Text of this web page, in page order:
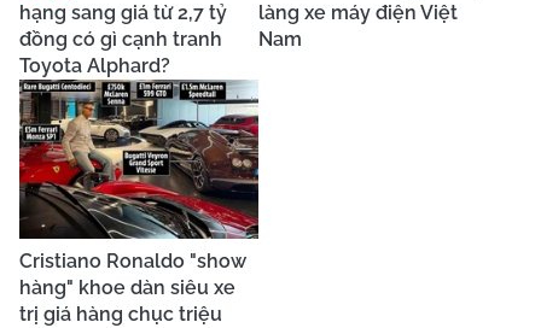
hạng sang giá từ 2,7 tỷ
đồng có gì cạnh tranh
Toyota Alphard?
làng xe máy điện Việt
Nam
Cristiano Ronaldo "show
hàng" khoe dàn siêu xe
trị giá hàng chục triệu